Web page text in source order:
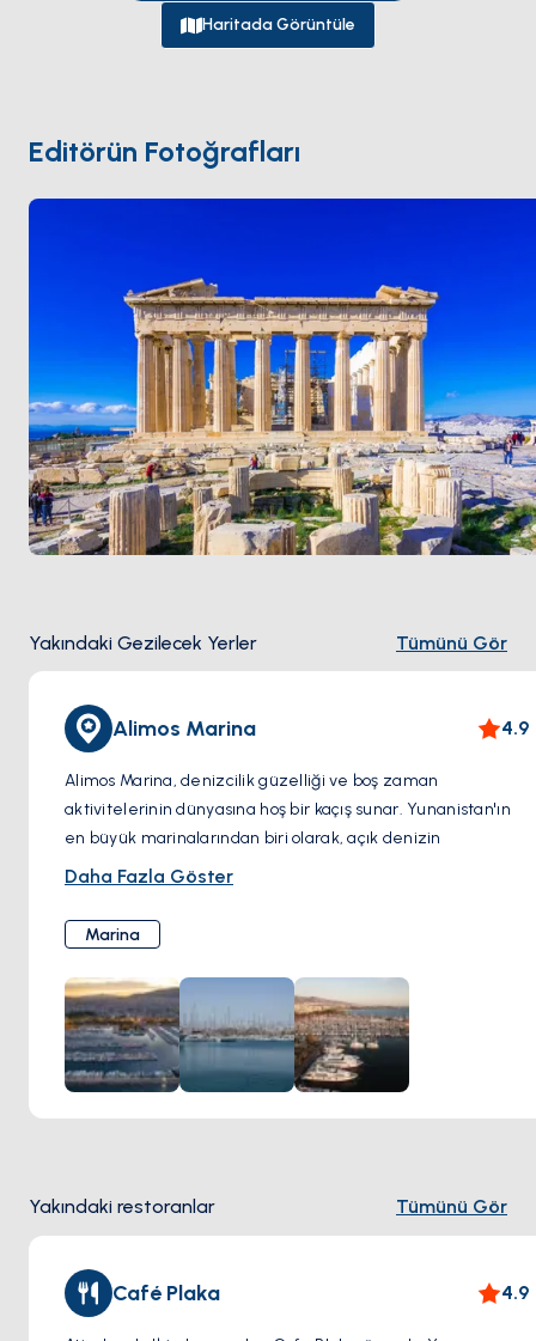
Alimos, şehrin güney ucunda yer
Saronik KörfeziileKiklad Adaları
batımında turuncuya çalan haliyle görürsünüz. Sezon
Nisan – Ekimarasında; yelken açmadan önce şehre
bir gün ayırmanız iyi olur.
Haritada Görüntüle
Editörün Fotoğrafları
Yakındaki Gezilecek Yerler Tümünü Gör
Alimos Marina 4.9
Alimos Marina, denizcilik güzelliği ve boş zaman
aktivitelerinin dünyasına hoş bir kaçış sunar. Yunanistan'ın
en büyük marinalarından biri olarak, açık denizin
cazibesinin bir yansıması olan bir dizi yat ve yelkenliye ev
ziyaretçilerin ambiyansın tadını çıkarmasını sağlar; sakin
suların içinde nazikçe sallanan gemilerin zarif hatlarını ve
şık tasarımlarını hayranlıkla izlerler.
Rahatlama arayanlar için, sahil kafeleri davetkar
atmosferleriyle bekler; ziyaretçilere, gemilerin geçişi
sırasında keyifli bir içki içmeleri veya leziz yemeklerin
tadını çıkarmaları için mükemmel bir ortam sunarlar.
Maceracı ruhlar, marinadan ayrılan tekne turlarına katılarak
Daha Fazla Göster
Marina
Yakındaki restoranlar Tümünü Gör
Café Plaka 4.9